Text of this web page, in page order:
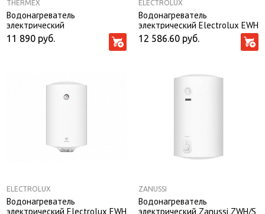
THERMEX
Водонагреватель
электрический
аккумуляционный бытовой
THERMEX TitaniumHeat 80 H
11 890 руб.
ELECTROLUX
Водонагреватель
электрический Electrolux EWH
80 Guard
12 586.60 руб.
ELECTROLUX
Водонагреватель
электрический Electrolux EWH
ZANUSSI
Водонагреватель
электрический Zanussi ZWH/S